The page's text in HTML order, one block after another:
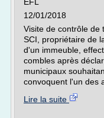
12/01/2018
Visite de contrôle de
SCI, propriétaire de
d'un immeuble,
combles après
municipaux
convoquent l'un des
Lire la suite